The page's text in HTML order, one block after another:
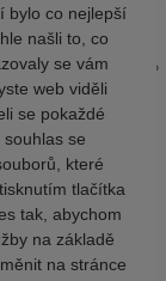
bylo co nejlepší
našli to, co
se vám
web viděli
se pokaždé
se
které
tlačítka
tak, abychom
na základě
na stránce